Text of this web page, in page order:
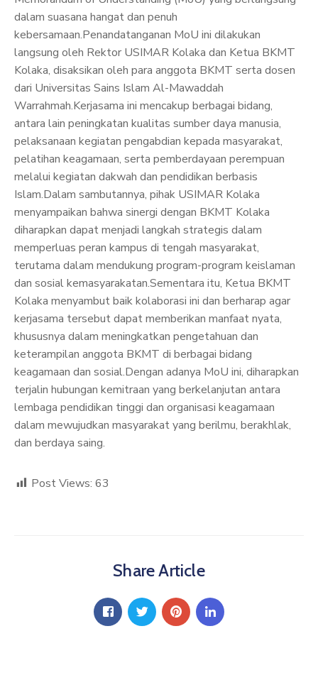
dalam suasana hangat dan penuh
kebersamaan.Penandatanganan MoU ini dilakukan
langsung oleh Rektor USIMAR Kolaka dan Ketua BKMT
Kolaka, disaksikan oleh para anggota BKMT serta dosen
dari Universitas Sains Islam Al-Mawaddah
Warrahmah.Kerjasama ini mencakup berbagai bidang,
antara lain peningkatan kualitas sumber daya manusia,
pelaksanaan kegiatan pengabdian kepada masyarakat,
pelatihan keagamaan, serta pemberdayaan perempuan
melalui kegiatan dakwah dan pendidikan berbasis
Islam.Dalam sambutannya, pihak USIMAR Kolaka
menyampaikan bahwa sinergi dengan BKMT Kolaka
diharapkan dapat menjadi langkah strategis dalam
memperluas peran kampus di tengah masyarakat,
terutama dalam mendukung program-program keislaman
dan sosial kemasyarakatan.Sementara itu, Ketua BKMT
Kolaka menyambut baik kolaborasi ini dan berharap agar
kerjasama tersebut dapat memberikan manfaat nyata,
khususnya dalam meningkatkan pengetahuan dan
keterampilan anggota BKMT di berbagai bidang
keagamaan dan sosial.Dengan adanya MoU ini, diharapkan
terjalin hubungan kemitraan yang berkelanjutan antara
lembaga pendidikan tinggi dan organisasi keagamaan
dalam mewujudkan masyarakat yang berilmu, berakhlak,
dan berdaya saing.
Post Views: 63
Share Article